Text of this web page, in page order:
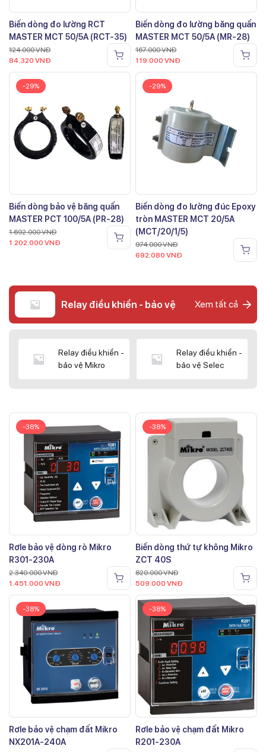
Biến dòng đo lường RCT
MASTER MCT 50/5A (RCT-35)
124.000VNĐ
84.320 VNĐ
Biến dòng đo lường băng quấn
MASTER MCT 50/5A (MR-28)
167.000VNĐ
119.000 VNĐ
-29%
Biến dòng bảo vệ băng quấn
MASTER PCT 100/5A (PR-28)
1.692.000VNĐ
1.202.000 VNĐ
-29%
Biến dòng đo lường đúc Epoxy
tròn MASTER MCT 20/5A
(MCT/20/1/5)
974.000VNĐ
692.080 VNĐ
Relay điều khiển - bảo vệ Xem tất cả
Relay điều khiển -
bảo vệ Mikro
Relay điều khiển -
bảo vệ Selec
-38%
Rơle bảo vệ dòng rò Mikro
R301-230A
2.340.000VNĐ
1.451.000 VNĐ
-38%
Biến dòng thứ tự không Mikro
ZCT 40S
820.000VNĐ
509.000 VNĐ
-38%
Rơle bảo vệ chạm đất Mikro
NX201A-240A
-38%
Rơle bảo vệ chạm đất Mikro
R201-230A